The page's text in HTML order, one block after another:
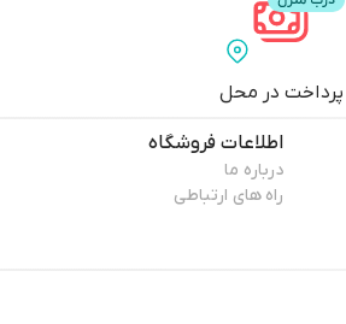
پرداخت در محل
اطلاعات فروشگاه
درباره ما
راه های ارتباطی